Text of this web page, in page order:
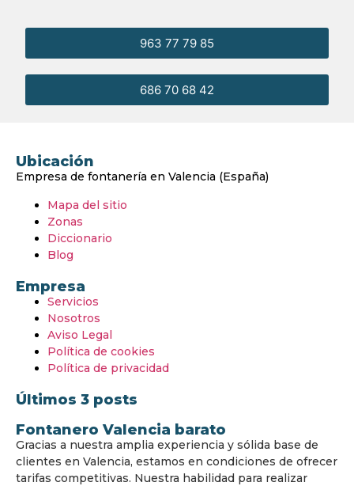
686 70 68 42
963 77 79 85
Ubicación
Empresa de fontanería en Valencia (España)
Mapa del sitio
Zonas
Diccionario
Blog
Empresa
Servicios
Nosotros
Aviso Legal
Política de cookies
Política de privacidad
Últimos 3 posts
Fontanero Valencia barato
Gracias a nuestra amplia experiencia y sólida base de
clientes en Valencia, estamos en condiciones de ofrecer
tarifas competitivas. Nuestra habilidad para realizar